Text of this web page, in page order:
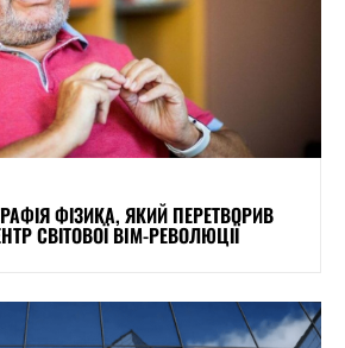
ФІЗИКА, ЯКИЙ ПЕРЕТВОРИВ
СВІТОВОЇ BIM-РЕВОЛЮЦІЇ